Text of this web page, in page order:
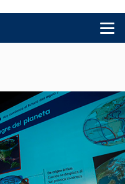
Menu